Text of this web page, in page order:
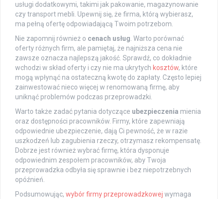
usługi dodatkowymi, takimi jak pakowanie, magazynowanie
czy transport mebli. Upewnij się, że firma, którą wybierasz,
ma pełną ofertę odpowiadającą Twoim potrzebom.
Nie zapomnij również o cenach usług . Warto porównać
oferty różnych firm, ale pamiętaj, że najniższa cena nie
zawsze oznacza najlepszą jakość. Sprawdź, co dokładnie
wchodzi w skład oferty i czy nie ma ukrytych kosztów, które
mogą wpłynąć na ostateczną kwotę do zapłaty. Często lepiej
zainwestować nieco więcej w renomowaną firmę, aby
uniknąć problemów podczas przeprowadzki.
Warto także zadać pytania dotyczące ubezpieczenia mienia
oraz dostępności pracowników. Firmy, które zapewniają
odpowiednie ubezpieczenie, dają Ci pewność, że w razie
uszkodzeń lub zagubienia rzeczy, otrzymasz rekompensatę.
Dobrze jest również wybrać firmę, która dysponuje
odpowiednim zespołem pracowników, aby Twoja
przeprowadzka odbyła się sprawnie i bez niepotrzebnych
opóźnień.
Podsumowując, wybór firmy przeprowadzkowej wymaga